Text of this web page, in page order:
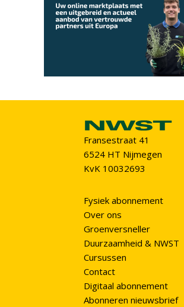
Fransestraat 41
6524 HT Nijmegen
KvK 10032693
Fysiek abonnement
Over ons
Groenversneller
Duurzaamheid & NWST
Cursussen
Contact
Digitaal abonnement
Abonneren nieuwsbrief